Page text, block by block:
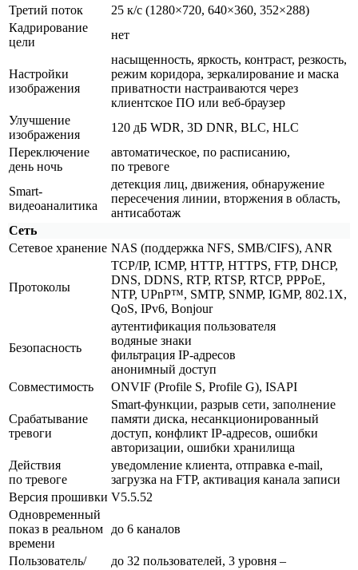
Третий поток
25 к/с (1280×720, 640×360, 352×288)
Кадрирование
цели
нет
Настройки
изображения
насыщенность, яркость, контраст, резкость,
режим коридора, зеркалирование и маска
приватности настраиваются через
клиентское ПО или веб-браузер
Улучшение
изображения
120 дБ WDR, 3D DNR, BLC, HLC
Переключение
день ночь
автоматическое, по расписанию,
по тревоге
Smart-
видеоаналитика
детекция лиц, движения, обнаружение
пересечения линии, вторжения в область,
антисаботаж
Сеть
Сетевое хранение NAS (поддержка NFS, SMB/CIFS), ANR
Протоколы
TCP/IP, ICMP, HTTP, HTTPS, FTP, DHCP,
DNS, DDNS, RTP, RTSP, RTCP, PPPoE,
NTP, UPnP™, SMTP, SNMP, IGMP, 802.1X,
QoS, IPv6, Bonjour
Безопасность
аутентификация пользователя
водяные знаки
фильтрация IP-адресов
анонимный доступ
Совместимость
ONVIF (Profile S, Profile G), ISAPI
Срабатывание
тревоги
Smart-функции, разрыв сети, заполнение
памяти диска, несанкционированный
доступ, конфликт IP-адресов, ошибки
авторизации, ошибки хранилища
Действия
по тревоге
уведомление клиента, отправка e-mail,
загрузка на FTP, активация канала записи
Версия прошивки V5.5.52
Одновременный
показ в реальном
времени
до 6 каналов
Пользователь/
до 32 пользователей, 3 уровня –